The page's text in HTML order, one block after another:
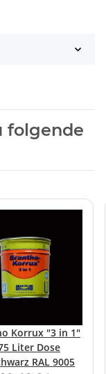
folgende
Korrux "3 in 1"
Liter Dose
RAL 9005